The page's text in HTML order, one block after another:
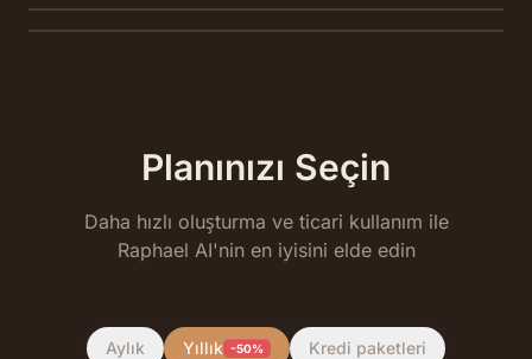
Planınızı Seçin
Daha hızlı oluşturma ve ticari kullanım ile
Raphael AI'nin en iyisini elde edin
Aylık Yıllık -50% Kredi paketleri